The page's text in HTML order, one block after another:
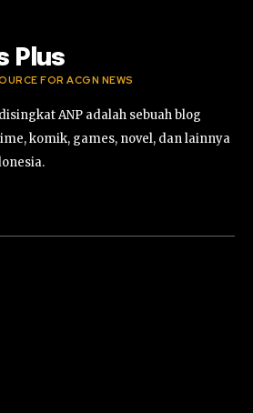
Plus
FOR ACGN NEWS
ANP adalah sebuah blog
komik, games, novel, dan lainnya